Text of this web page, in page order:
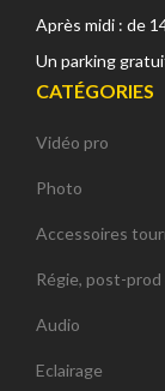
Après midi : de
Un parking
CATÉGORIES
Vidéo pro
Photo
Accessoires
Régie, post-
Audio
Eclairage